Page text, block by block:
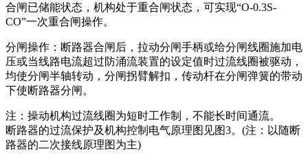
合闸已储能状态，机构处于重合闸状态，可实现“O-0.3S-
CO”一次重合闸操作。
分闸操作：断路器合闸后，拉动分闸手柄或给分闸线圈施加电
压或当线路电流超过防涌流装置的设定值时过流线圈被驱动，
均使分闸半轴转动，分闸拐臂解扣，传动杆在分闸弹簧的带动
下使断路器分闸。
注：操动机构过流线圈为短时工作制，不能长时间通流。
断路器的过流保护及机构控制电气原理图见图3。(注：以随断
路器的二次接线原理图为主)